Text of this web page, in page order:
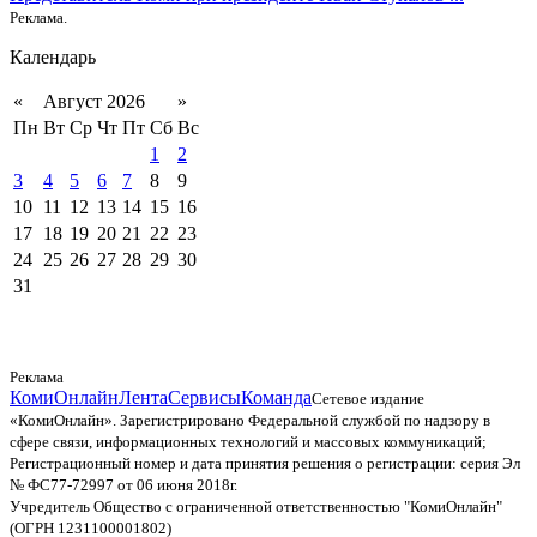
Реклама.
Календарь
« Август 2026
»
Пн Вт Ср Чт Пт Сб Вс
1
2
3
4 5 6 7 8
9
10 11 12 13 14 15 16
17 18 19 20 21 22 23
24 25 26 27 28 29 30
31
Реклама
КомиОнлайнЛентаСервисыКомандаСетевое издание
«КомиОнлайн». Зарегистрировано Федеральной службой по надзору в
сфере связи, информационных технологий и массовых коммуникаций;
Регистрационный номер и дата принятия решения о регистрации: серия Эл
№ ФС77-72997 от 06 июня 2018г.
Учредитель Общество с ограниченной ответственностью "КомиОнлайн"
(ОГРН 1231100001802)